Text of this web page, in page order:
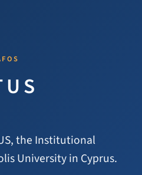
the Institutional
University in Cyprus.